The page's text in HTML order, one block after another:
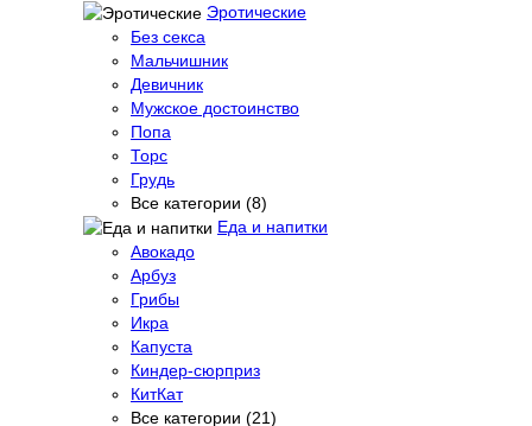
Эротические
Без секса
Мальчишник
Девичник
Мужское достоинство
Попа
Торс
Грудь
Все категории (8)
Еда и напитки
Авокадо
Арбуз
Грибы
Икра
Капуста
Киндер-сюрприз
КитКат
Все категории (21)